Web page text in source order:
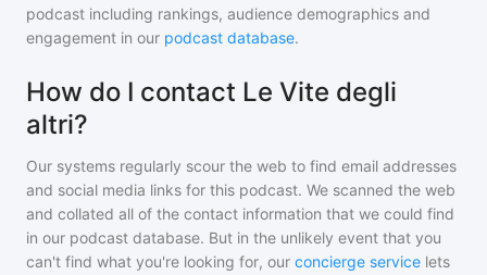
podcast including rankings, audience demographics and
engagement in our podcast database.
How do I contact Le Vite degli
altri?
Our systems regularly scour the web to find email addresses
and social media links for this podcast. We scanned the web
and collated all of the contact information that we could find
in our podcast database. But in the unlikely event that you
can't find what you're looking for, our concierge service lets